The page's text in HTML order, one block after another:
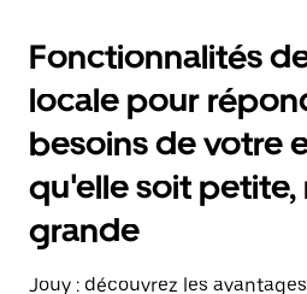
Fonctionnalités
locale pour
besoins de votre
qu'elle soit petite,
grande
Jouy : découvrez les